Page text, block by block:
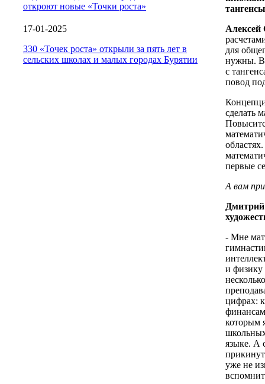
откроют новые «Точки роста»
17-01-2025
330 «Точек роста» открыли за пять лет в
сельских школах и малых городах Бурятии
Алексей
для
нужны. В
с
повод
сделать
первые
А вам
- Мне
и физику
цифрах:
которым
языке. А
уже не